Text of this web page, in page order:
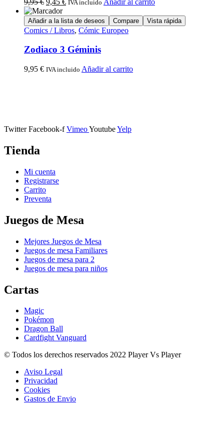
IVA incluido
Añadir a la lista de deseos Compare Vista rápida
Comics / Libros, Cómic Europeo
Zodiaco 3 Géminis
9,95 € IVA incluido Añadir al carrito
Twitter Facebook-f VimeoYoutubeYelp
Tienda
Mi cuenta
Registrarse
Carrito
Preventa
Juegos de Mesa
Mejores Juegos de Mesa
Juegos de mesa Familiares
Juegos de mesa para 2
Juegos de mesa para niños
Cartas
Magic
Pokémon
Dragon Ball
Cardfight Vanguard
© Todos los derechos reservados 2022 Player Vs Player
Aviso Legal
Privacidad
Cookies
Gastos de Envio